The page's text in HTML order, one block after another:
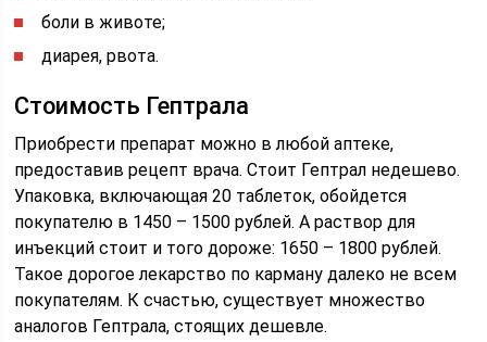
боли в животе;
диарея, рвота.
Стоимость Гептрала
Приобрести препарат можно в любой аптеке,
предоставив рецепт врача. Стоит Гептрал недешево.
Упаковка, включающая 20 таблеток, обойдется
покупателю в 1450 – 1500 рублей. А раствор для
инъекций стоит и того дороже: 1650 – 1800 рублей.
Такое дорогое лекарство по карману далеко не всем
покупателям. К счастью, существует множество
аналогов Гептрала, стоящих дешевле.